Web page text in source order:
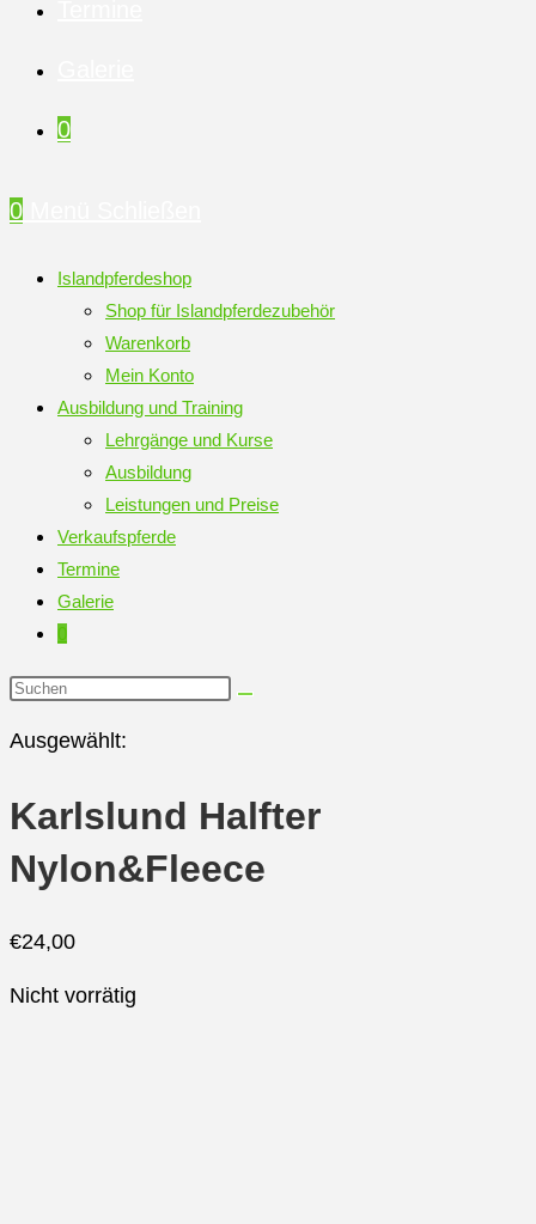
0
0
Islandpferdeshop
Shop für Islandpferdezubehör
Warenkorb
Mein Konto
Ausbildung und Training
Lehrgänge und Kurse
Ausbildung
Leistungen und Preise
Verkaufspferde
Termine
Galerie
0
Diese
durchsuchen
Ausgewählt:
Karlslund Halfter
Nylon&Fleece
€24,00
Nicht vorrätig